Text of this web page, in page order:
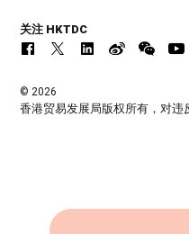
关注 HKTDC
© 2026
香港贸易发展局版权所有，对违